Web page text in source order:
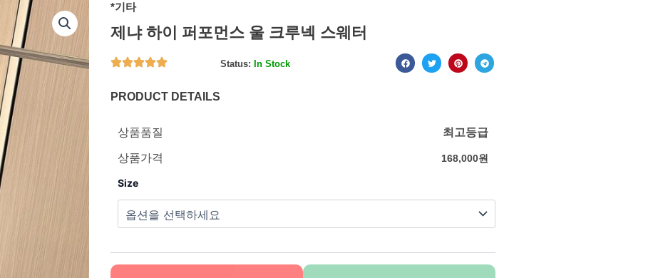
*기타
제냐 하이 퍼포먼스 울 크루넥 스웨터
Status: In Stock
PRODUCT DETAILS
상품품질 최고등급
상품가격 168,000원
Size